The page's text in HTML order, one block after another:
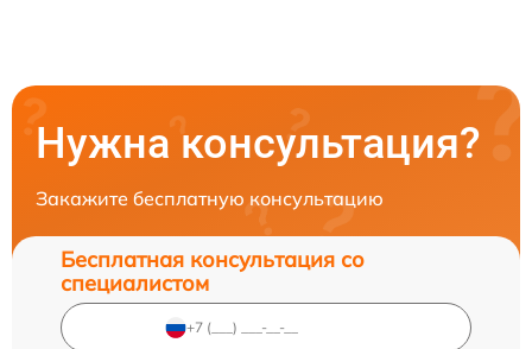
Нужна консультация?
Закажите бесплатную консультацию
Бесплатная консультация со
специалистом